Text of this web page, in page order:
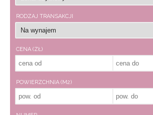
RODZAJ TRANSAKCJI
CENA (ZŁ)
POWIERZCHNIA (M2)